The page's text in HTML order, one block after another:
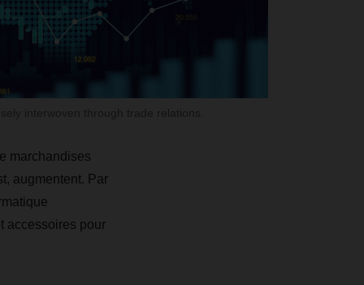
marchandises
augmentent. Par
accessoires pour